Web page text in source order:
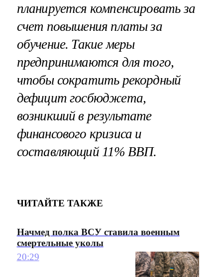
планируется компенсировать за
счет повышения платы за
обучение. Такие меры
предпринимаются для того,
чтобы сократить рекордный
дефицит госбюджета,
возникший в результате
финансового кризиса и
составляющий 11% ВВП.
ЧИТАЙТЕ ТАКЖЕ
Начмед полка ВСУ ставила военным
смертельные уколы
20:29